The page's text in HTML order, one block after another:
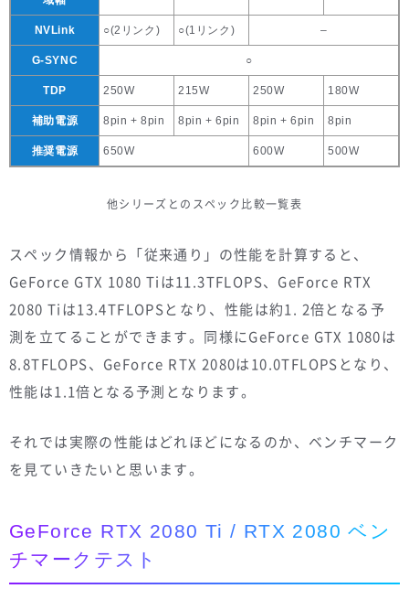
NVLink ○(2リンク) ○(1リンク) –
G-SYNC ○
TDP 250W 215W 250W 180W
補助電源 8pin + 8pin 8pin + 6pin 8pin + 6pin 8pin
推奨電源 650W 600W 500W
他シリーズとのスペック比較一覧表
スペック情報から「従来通り」の性能を計算すると、
GeForce GTX 1080 Tiは11.3TFLOPS、GeForce RTX
2080 Tiは13.4TFLOPSとなり、性能は約1. 2倍となる予
測を立てることができます。同様にGeForce GTX 1080は
8.8TFLOPS、GeForce RTX 2080は10.0TFLOPSとなり、
性能は1.1倍となる予測となります。
それでは実際の性能はどれほどになるのか、ベンチマーク
を見ていきたいと思います。
GeForce RTX 2080 Ti / RTX 2080 ベン
チマークテスト